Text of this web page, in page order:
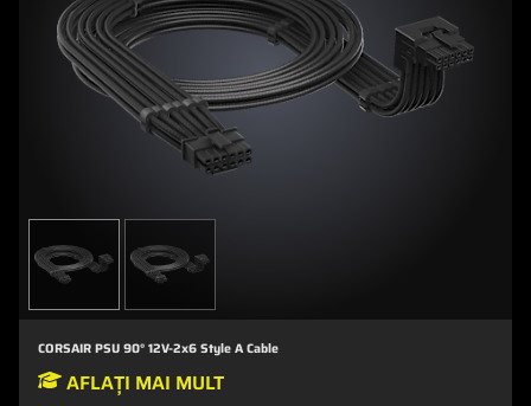
CORSAIR PSU 90° 12V-2x6 Style A Cable
AFLAȚI MAI MULT